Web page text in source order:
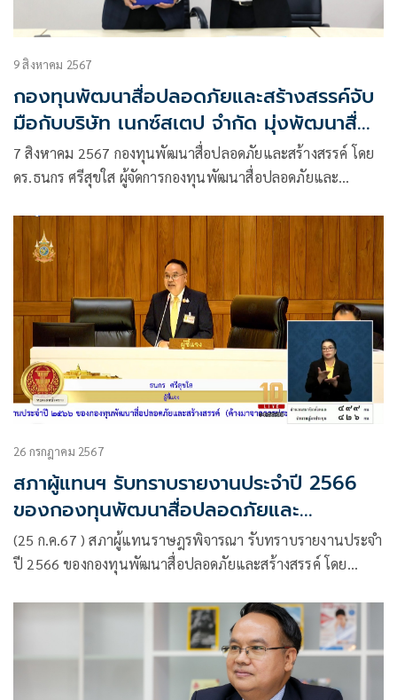
9 สิงหาคม 2567
กองทุนพัฒนาสื่อปลอดภัยและสร้างสรรค์จับ
มือกับบริษัท เนกซ์สเตป จำกัด มุ่งพัฒนาสื่อ
การเรียนรู้ที่มีประสิทธิภาพเพื่อส่งเสริมโอกาส
ทางการศึกษา สำหรับเด็กและเยาวชนไทยผ่าน
7 สิงหาคม 2567 กองทุนพัฒนาสื่อปลอดภัยและสร้างสรรค์ โดย
ดร.ธนกร ศรีสุขใส ผู้จัดการกองทุนพัฒนาสื่อปลอดภัยและ
26 กรกฎาคม 2567
สภาผู้แทนฯ รับทราบรายงานประจำปี 2566
ของกองทุนพัฒนาสื่อปลอดภัยและ
สร้างสรรค์
(25 ก.ค.67 ) สภาผู้แทนราษฎรพิจารณา รับทราบรายงานประจำ
ปี 2566 ของกองทุนพัฒนาสื่อปลอดภัยและสร้างสรรค์ โดย
สร้างสรรค์ ชี้แจงสรุปรายงานประจำปี 2566 โดย